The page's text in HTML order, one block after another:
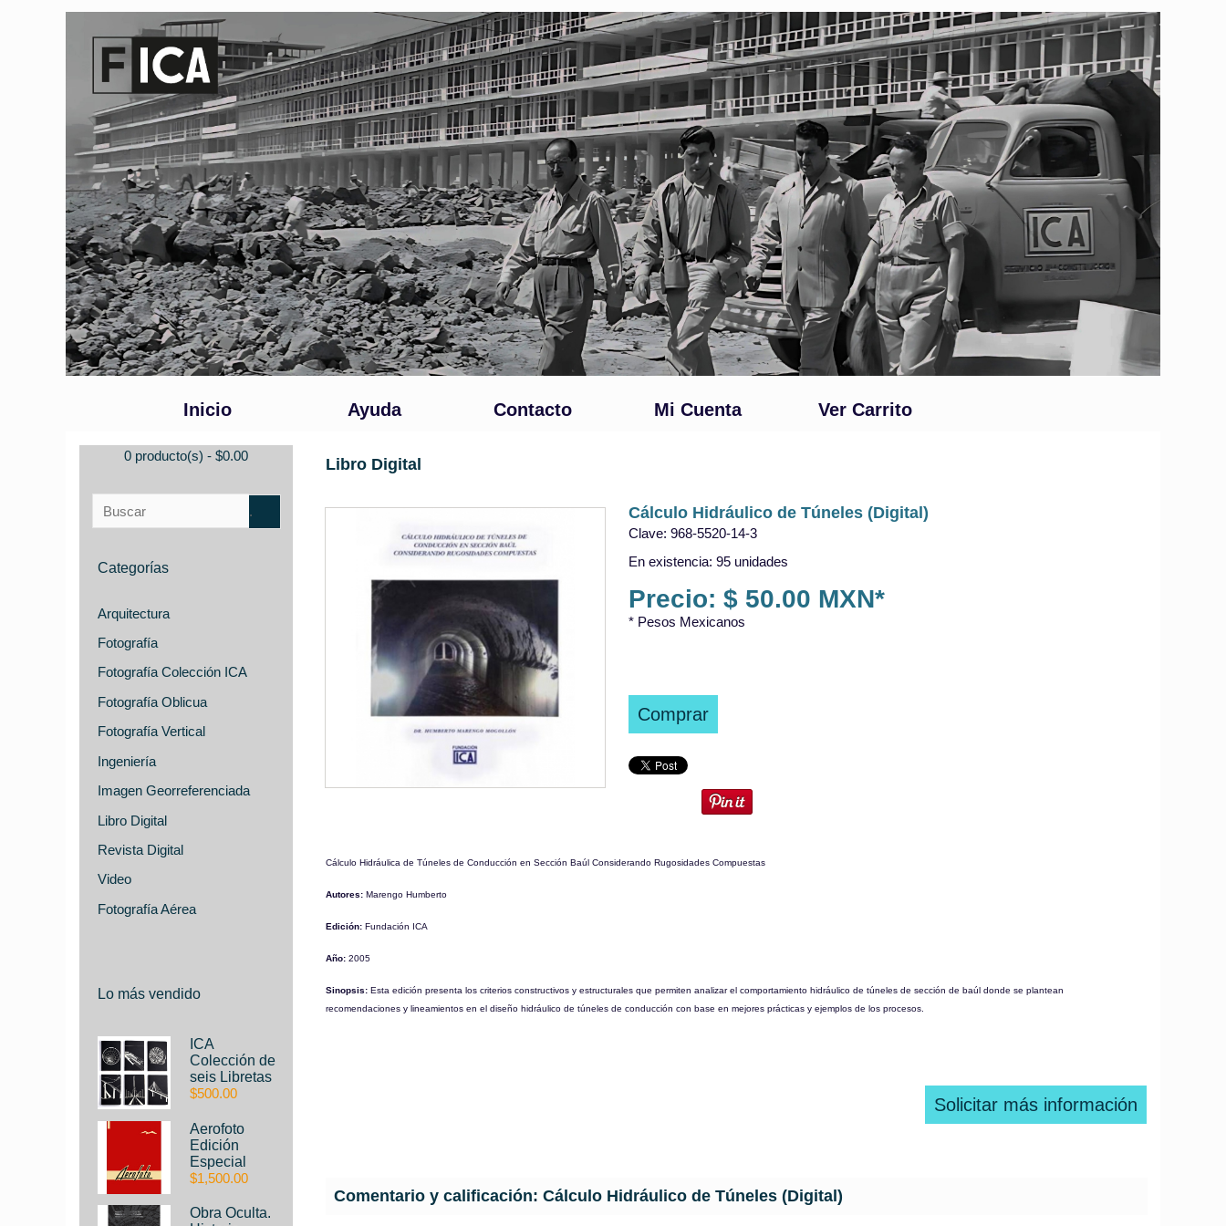
Inicio Ayuda Contacto Mi Cuenta Ver Carrito
0 producto(s) - $0.00
Categorías
Arquitectura
Fotografía
Fotografía Colección ICA
Fotografía Oblicua
Fotografía Vertical
Ingeniería
Imagen Georreferenciada
Libro Digital
Revista Digital
Video
Fotografía Aérea
Lo más vendido
ICA
Colección de
seis Libretas
$500.00
Aerofoto
Edición
Especial
$1,500.00
Obra Oculta.
Libro Digital
Cálculo Hidráulico de Túneles (Digital)
Clave: 968-5520-14-3
En existencia: 95 unidades
Precio: $ 50.00 MXN*
* Pesos Mexicanos
Comprar
Cálculo Hidráulica de Túneles de Conducción en Sección Baúl Considerando Rugosidades Compuestas
Autores: Marengo Humberto
Edición:Fundación ICA
Año:2005
Sinopsis: Esta edición presenta los criterios constructivos y estructurales que permiten analizar el comportamiento hidráulico de túneles de sección de baúl donde se plantean
recomendaciones y lineamientos en el diseño hidráulico de túneles de conducción con base en mejores prácticas y ejemplos de los procesos.
Solicitar más información
Comentario y calificación:Cálculo Hidráulico de Túneles (Digital)